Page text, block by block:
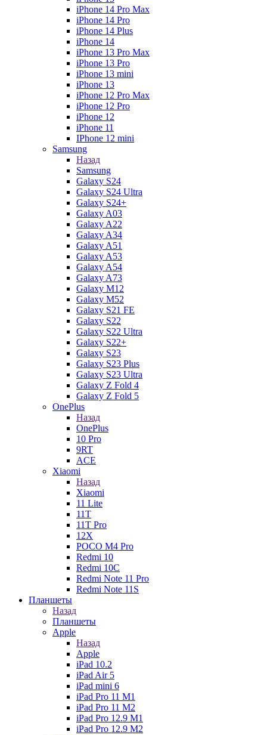
iPhone 14 Pro Max
iPhone 14 Pro
iPhone 14 Plus
iPhone 14
iPhone 13 Pro Max
iPhone 13 Pro
iPhone 13 mini
iPhone 13
iPhone 12 Pro Max
iPhone 12 Pro
iPhone 12
iPhone 11
IPhone 12 mini
Samsung
Назад
Samsung
Galaxy S24
Galaxy S24 Ultra
Galaxy S24+
Galaxy A03
Galaxy A22
Galaxy A34
Galaxy A51
Galaxy A53
Galaxy A54
Galaxy A73
Galaxy M12
Galaxy M52
Galaxy S21 FE
Galaxy S22
Galaxy S22 Ultra
Galaxy S22+
Galaxy S23
Galaxy S23 Plus
Galaxy S23 Ultra
Galaxy Z Fold 4
Galaxy Z Fold 5
OnePlus
Назад
OnePlus
10 Pro
9RT
ACE
Xiaomi
Назад
Xiaomi
11 Lite
11T
11T Pro
12X
POCO M4 Pro
Redmi 10
Redmi 10C
Redmi Note 11 Pro
Redmi Note 11S
Планшеты
Назад
Планшеты
Apple
Назад
Apple
iPad 10.2
iPad Air 5
iPad mini 6
iPad Pro 11 M1
iPad Pro 11 M2
iPad Pro 12.9 M1
iPad Pro 12.9 M2